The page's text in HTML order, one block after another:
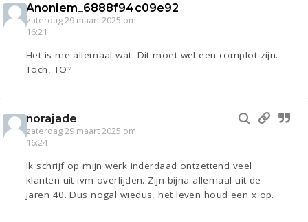
Anoniem_6888f94c09e92
zaterdag 29 maart 2025 om
16:21
Het is me allemaal wat. Dit moet wel een complot zijn.
Toch, TO?
norajade
zaterdag 29 maart 2025 om
16:24
Ik schrijf op mijn werk inderdaad ontzettend veel
klanten uit ivm overlijden. Zijn bijna allemaal uit de
jaren 40. Dus nogal wiedus, het leven houd een x op.